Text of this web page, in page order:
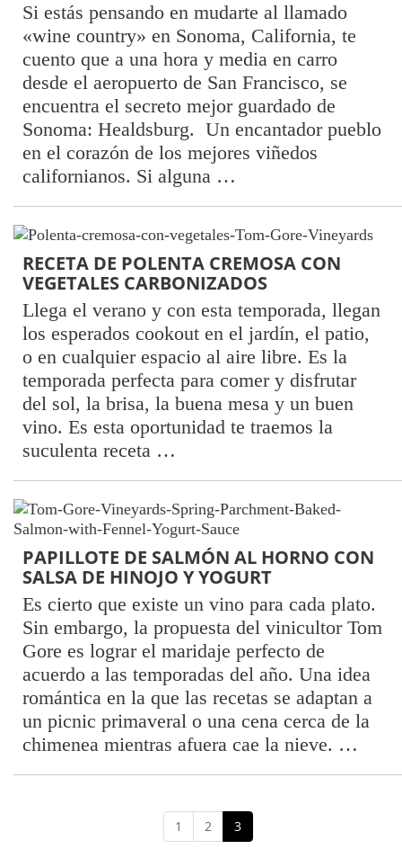
Si estás pensando en mudarte al llamado
«wine country» en Sonoma, California, te
cuento que a una hora y media en carro
desde el aeropuerto de San Francisco, se
encuentra el secreto mejor guardado de
Sonoma: Healdsburg. Un encantador pueblo
en el corazón de los mejores viñedos
californianos. Si alguna …
RECETA DE POLENTA CREMOSA CON
VEGETALES CARBONIZADOS
Llega el verano y con esta temporada, llegan
los esperados cookout en el jardín, el patio,
o en cualquier espacio al aire libre. Es la
temporada perfecta para comer y disfrutar
del sol, la brisa, la buena mesa y un buen
vino. Es esta oportunidad te traemos la
suculenta receta …
PAPILLOTE DE SALMÓN AL HORNO CON
SALSA DE HINOJO Y YOGURT
Es cierto que existe un vino para cada plato.
Sin embargo, la propuesta del vinicultor Tom
Gore es lograr el maridaje perfecto de
acuerdo a las temporadas del año. Una idea
romántica en la que las recetas se adaptan a
un picnic primaveral o una cena cerca de la
chimenea mientras afuera cae la nieve. …
1 2 3